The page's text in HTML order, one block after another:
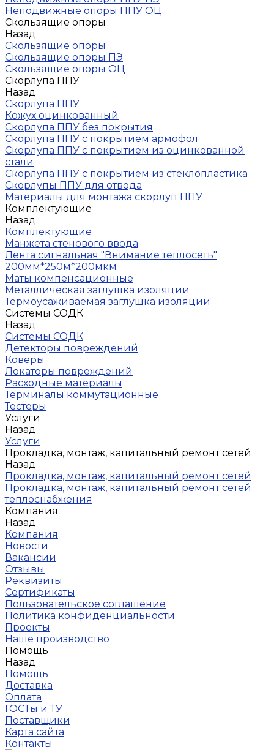
Неподвижные опоры ППУ ОЦ
Скользящие опоры
Назад
Скользящие опоры
Скользящие опоры ПЭ
Скользящие опоры ОЦ
Скорлупа ППУ
Назад
Скорлупа ППУ
Кожух оцинкованный
Скорлупа ППУ без покрытия
Скорлупа ППУ с покрытием армофол
Скорлупа ППУ с покрытием из оцинкованной
стали
Скорлупа ППУ с покрытием из стеклопластика
Скорлупы ППУ для отвода
Материалы для монтажа скорлуп ППУ
Комплектующие
Назад
Комплектующие
Манжета стенового ввода
Лента сигнальная "Внимание теплосеть"
200мм*250м*200мкм
Маты компенсационные
Металлическая заглушка изоляции
Термоусаживаемая заглушка изоляции
Системы СОДК
Назад
Системы СОДК
Детекторы повреждений
Коверы
Локаторы повреждений
Расходные материалы
Терминалы коммутационные
Тестеры
Услуги
Назад
Услуги
Прокладка, монтаж, капитальный ремонт сетей
Назад
Прокладка, монтаж, капитальный ремонт сетей
Прокладка, монтаж, капитальный ремонт сетей
теплоснабжения
Компания
Назад
Компания
Новости
Вакансии
Отзывы
Реквизиты
Сертификаты
Пользовательское соглашение
Политика конфиденциальности
Проекты
Наше производство
Помощь
Назад
Помощь
Доставка
Оплата
ГОСТы и ТУ
Поставщики
Карта сайта
Контакты